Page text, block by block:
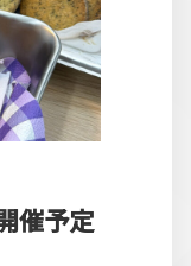
催予定